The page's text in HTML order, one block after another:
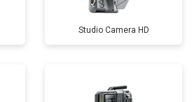
Studio Camera HD